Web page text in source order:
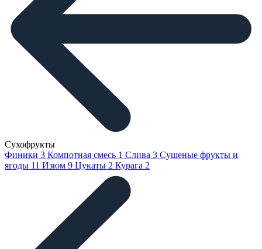
Сухофрукты
Финики 3 Компотная смесь 1 Слива 3 Сушеные фрукты и
ягоды 11 Изюм 9 Цукаты 2 Курага 2